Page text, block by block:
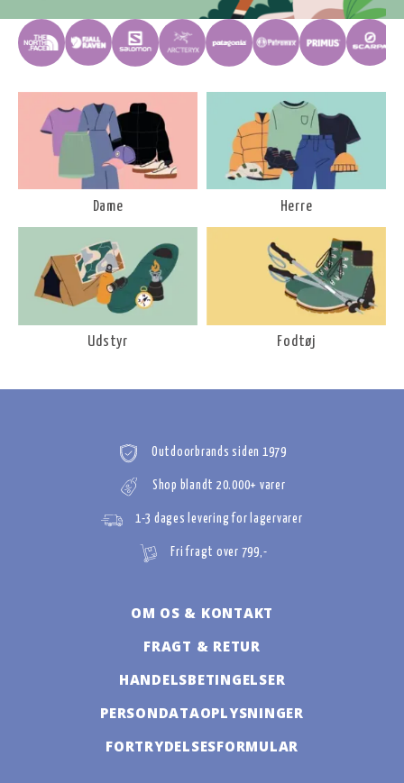
Dame Herre
Udstyr Fodtøj
Outdoorbrands siden 1979
Shop blandt 20.000+ varer
1-3 dages levering for lagervarer
Fri fragt over 799,-
OM OS & KONTAKT
FRAGT & RETUR
HANDELSBETINGELSER
PERSONDATAOPLYSNINGER
FORTRYDELSESFORMULAR